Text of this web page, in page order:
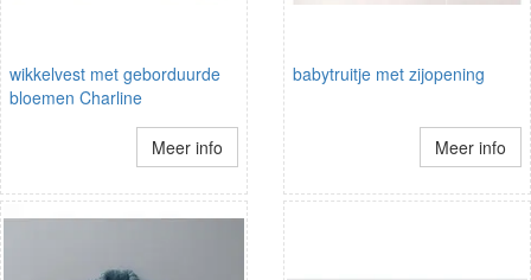
wikkelvest met geborduurde
bloemen Charline
Meer info
babytruitje met zijopening
Meer info